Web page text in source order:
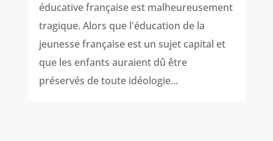
éducative française est malheureusement
tragique. Alors que l'éducation de la
jeunesse française est un sujet capital et
que les enfants auraient dû être
préservés de toute idéologie...